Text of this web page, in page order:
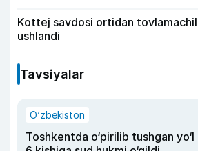
Kottej savdosi ortidan
ushlandi
Tavsiyalar
O‘zbekiston
Toshkentda o‘pirilib tushgan yo‘l